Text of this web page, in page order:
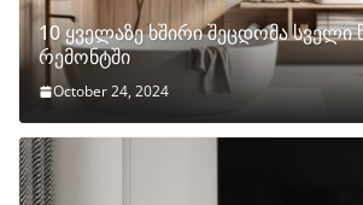
10 ყველაზე ხშირი შეცდომა
რემონტში
October 24, 2024